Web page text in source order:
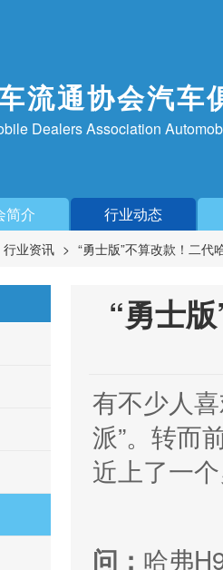
流通协会汽车
Dealers Association
简介 行业动态
行业资讯 “勇士版”不算改款！二代
“勇士
有不少人
派”。转而
近上了一
问： 哈弗